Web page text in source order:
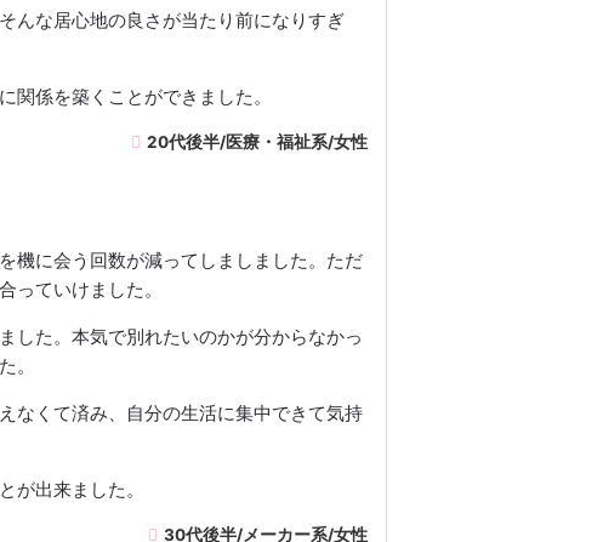
んな居心地の良さが当たり前になりすぎ
係を築くことができました。
20代後半/医療・福祉系/女性
機に会う回数が減ってしましました。ただ
っていけました。
した。本気で別れたいのかが分からなかっ
。
なくて済み、自分の生活に集中できて気持
が出来ました。
30代後半/メーカー系/女性